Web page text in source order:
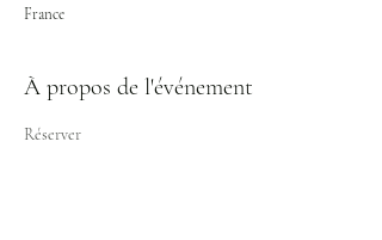
France
À propos de l'événement
Réserver